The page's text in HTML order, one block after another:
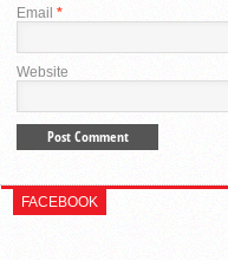
Email *
Website
FACEBOOK